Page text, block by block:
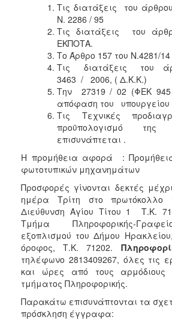
Τις διατάξεις του
Ν. 2286 / 95
Τις διατάξεις του
ΕΚΠΟΤΑ.
Το Άρθρο 157 του Ν.4281/14
Τις διατάξεις του
3463 / 2006, ( Δ.Κ.Κ.)
Την 27319 / 02 (ΦΕΚ 945
απόφαση του
Τις Τεχνικές
προϋπολογισμό
επισυνάπτεται .
Η προμήθεια αφορά :
φωτοτυπικών μηχανημάτων
Προσφορές γίνονται δεκτές
ημέρα Τρίτη στο πρωτόκολλο
Διεύθυνση Αγίου Τίτου 1 Τ.Κ.
Τμήμα Πληροφορικής-
εξοπλισμού του Δήμου
όροφος, Τ.Κ. 71202.
τηλέφωνο 2813409267, όλες τις
και ώρες από τους αρμόδιους
τμήματος Πληροφορικής.
Παρακάτω επισυνάπτονται τα
πρόσκληση έγγραφα: